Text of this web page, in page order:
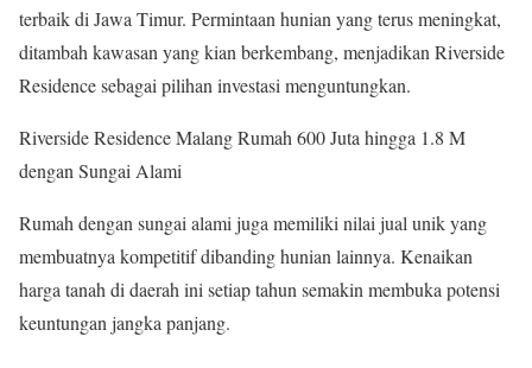
terbaik di Jawa Timur. Permintaan hunian yang terus meningkat,
ditambah kawasan yang kian berkembang, menjadikan Riverside
Residence sebagai pilihan investasi menguntungkan.
Riverside Residence Malang Rumah 600 Juta hingga 1.8 M
dengan Sungai Alami
Rumah dengan sungai alami juga memiliki nilai jual unik yang
membuatnya kompetitif dibanding hunian lainnya. Kenaikan
harga tanah di daerah ini setiap tahun semakin membuka potensi
keuntungan jangka panjang.